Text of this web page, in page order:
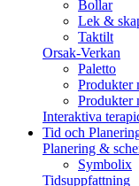
Bollar
Lek &
Taktilt
Orsak-Verkan
Paletto
Produkter
Produkter
Interaktiva
Tid och
Planering &
Symbolix
Tidsuppfattning